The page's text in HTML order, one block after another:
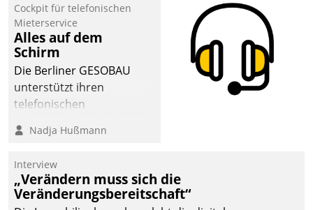
einsehen und ändern
oder
Schadensmeldungen
abgeben – rund um die
Uhr.
Cockpit für telefonischen
Mieterservice
Alles auf dem
Schirm
Die Berliner GESOBAU
unterstützt ihren
telefonischen
digitalen Cockpit, das
passende Fragen und
Schlagworte auswirft.
Eine intuitive
Nadja Hußmann
Interview
„Verändern muss sich die
Veränderungsbereitschaft“